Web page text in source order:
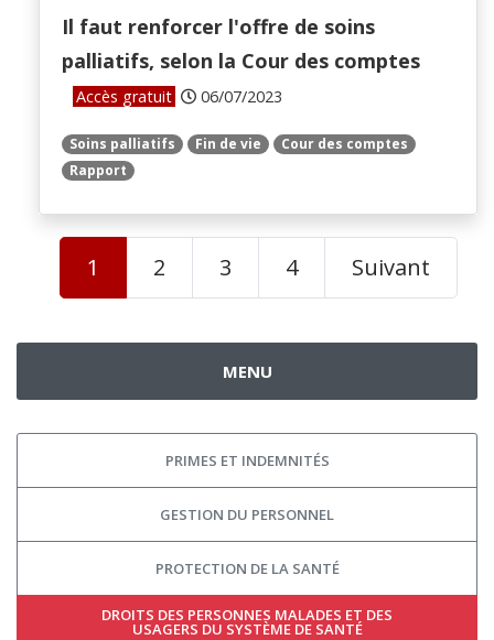
Il faut renforcer l'offre de soins
palliatifs, selon la Cour des comptes
Accès gratuit 06/07/2023
Soins palliatifs Fin de vie
Cour des comptes
Rapport
1 2 3 4 Suivant
MENU
PRIMES ET INDEMNITÉS
GESTION DU PERSONNEL
PROTECTION DE LA SANTÉ
DROITS DES PERSONNES MALADES ET DES
USAGERS DU SYSTÈME DE SANTÉ